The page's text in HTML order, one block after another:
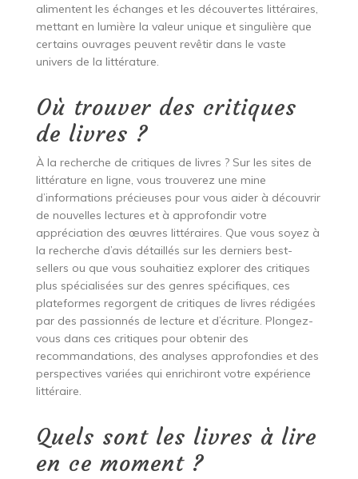
alimentent les échanges et les découvertes littéraires,
mettant en lumière la valeur unique et singulière que
certains ouvrages peuvent revêtir dans le vaste
univers de la littérature.
Où trouver des critiques
de livres ?
À la recherche de critiques de livres ? Sur les sites de
littérature en ligne, vous trouverez une mine
d’informations précieuses pour vous aider à découvrir
de nouvelles lectures et à approfondir votre
appréciation des œuvres littéraires. Que vous soyez à
la recherche d’avis détaillés sur les derniers best-
sellers ou que vous souhaitiez explorer des critiques
plus spécialisées sur des genres spécifiques, ces
plateformes regorgent de critiques de livres rédigées
par des passionnés de lecture et d’écriture. Plongez-
vous dans ces critiques pour obtenir des
recommandations, des analyses approfondies et des
perspectives variées qui enrichiront votre expérience
littéraire.
Quels sont les livres à lire
en ce moment ?